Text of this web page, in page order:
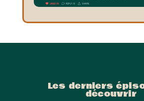
Les derniers
découvrir